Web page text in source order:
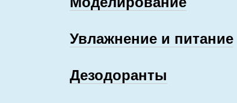
Увлажнение и питание
Дезодоранты